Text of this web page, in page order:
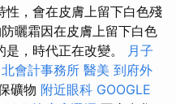
性，會在皮膚上留下白色殘
曬霜因在皮膚上留下白色
，時代正在改變。
月子
會計事務所 醫美 到府外
礦物 附近眼科 GOOGLE